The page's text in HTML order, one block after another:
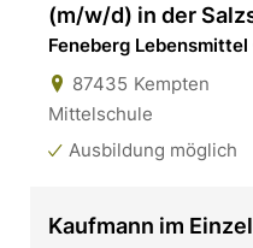
(m/w/d) in der
Feneberg Lebensmittel
87435 Kempten
Mittelschule
Ausbildung möglich
Kaufmann im